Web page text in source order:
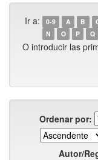
Ir a: 0-9 A B
N
O P Q
O introducir las
Ordenar por:
Autor/